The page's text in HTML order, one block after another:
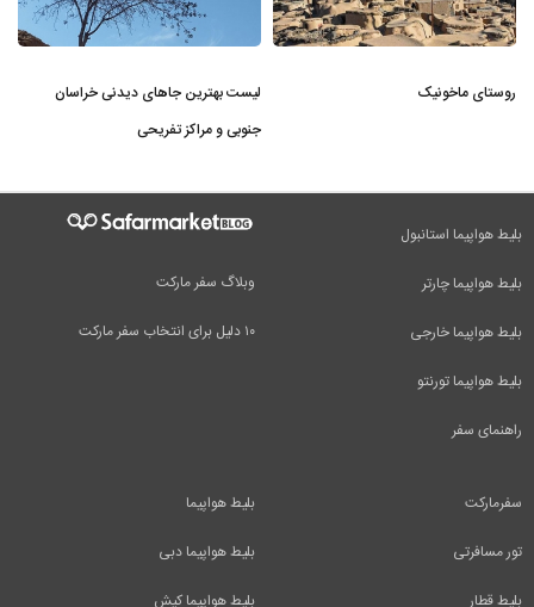
روستای ماخونیک
لیست بهترین جاهای دیدنی خراسان
جنوبی و مراکز تفریحی
وبلاگ سفر مارکت
۱۰ دلیل برای انتخاب سفر مارکت
بلیط هواپیما استانبول
بلیط هواپیما چارتر
بلیط هواپیما خارجی
بلیط هواپیما تورنتو
راهنمای سفر
بلیط هواپیما
بلیط هواپیما دبی
بلیط هواپیما کیش
سفرمارکت
تور مسافرتی
بلیط قطار